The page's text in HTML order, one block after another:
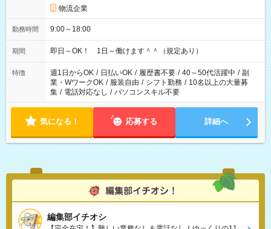
物流企業
勤務時間 9:00～18:00
期間 即日～OK！ 1日～働けます＾＾（規定あり）
特徴 週1日からOK / 日払いOK / 履歴書不要 / 40～50代活躍中 / 副
業・WワークOK / 服装自由 / シフト勤務 / 10名以上の大量募
集 / 電話対応なし / パソコンスキル不要
気になる！ 応募する 詳細へ
編集部イチオシ